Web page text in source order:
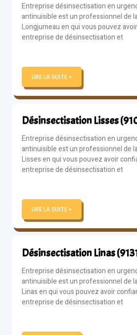
Entreprise désinsectisation en
antinuisible est un professionnel de
Longjumeau en qui vous pouvez
entreprise de désinsectisation et
LIRE LA SUITE »
Désinsectisation Lisses
Entreprise désinsectisation en
antinuisible est un professionnel de
Lisses en qui vous pouvez avoir
entreprise de désinsectisation et
LIRE LA SUITE »
Désinsectisation Linas
Entreprise désinsectisation en
antinuisible est un professionnel de
Linas en qui vous pouvez avoir
entreprise de désinsectisation et